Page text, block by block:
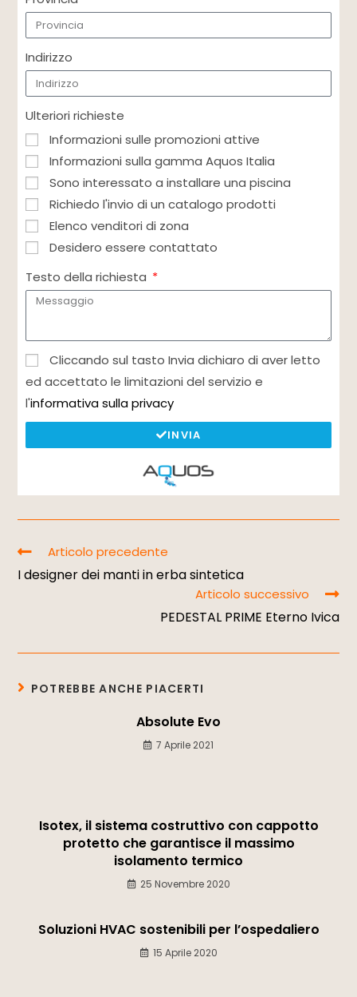
Indirizzo
Ulteriori richieste
Informazioni sulle promozioni attive
Informazioni sulla gamma Aquos Italia
Sono interessato a installare una piscina
Richiedo l'invio di un catalogo prodotti
Elenco venditori di zona
Desidero essere contattato
Testo della richiesta
Cliccando sul tasto Invia dichiaro di aver letto
ed accettato le limitazioni del servizio e
l'informativa sulla privacy
INVIA
Articolo precedente
I designer dei manti in erba sintetica
Articolo successivo
PEDESTAL PRIME Eterno Ivica
POTREBBE ANCHE PIACERTI
Absolute Evo
7 Aprile 2021
Isotex, il sistema costruttivo con cappotto
protetto che garantisce il massimo
isolamento termico
25 Novembre 2020
Soluzioni HVAC sostenibili per l’ospedaliero
15 Aprile 2020